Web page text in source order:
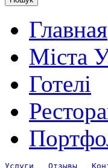
Главная
Міста
Готелі
Услуги Отзывы